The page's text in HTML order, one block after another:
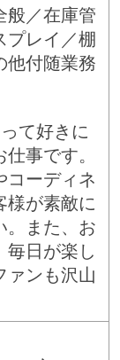
般／在庫管
プレイ／棚
他付随業務
て好きに
事です。
コーディネ
様が素敵に
。また、お
毎日が楽し
ァンも沢山